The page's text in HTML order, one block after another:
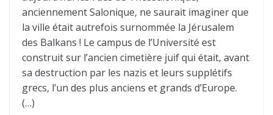
anciennement Salonique, ne saurait imaginer que
la ville était autrefois surnommée la Jérusalem
des Balkans ! Le campus de l’Université est
construit sur l’ancien cimetière juif qui était, avant
sa destruction par les nazis et leurs supplétifs
grecs, l’un des plus anciens et grands d’Europe.
(…)